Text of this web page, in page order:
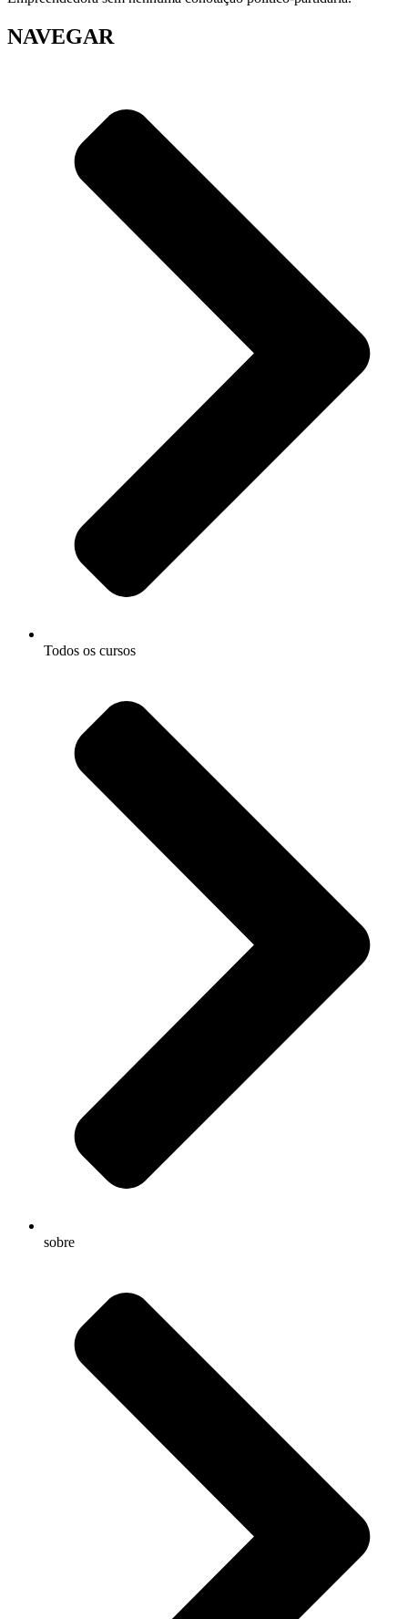
NAVEGAR
Todos os cursos
sobre